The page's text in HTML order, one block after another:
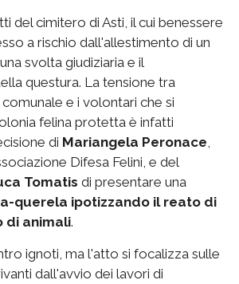
del cimitero di Asti, il cui benessere
a rischio dall'allestimento di un
svolta giudiziaria e il
questura. La tensione tra
e i volontari che si
felina protetta è infatti
di Mariangela Peronace
Difesa Felini, e del
Tomatis di presentare una
querela ipotizzando il reato di
di animali.
ignoti, ma l'atto si focalizza sulle
dall'avvio dei lavori di